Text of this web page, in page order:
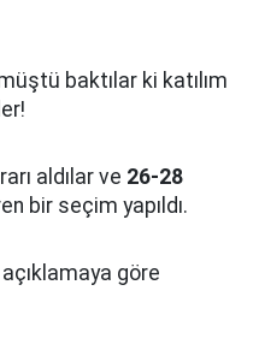
baktılar ki katılım
aldılar ve 26-28
bir seçim yapıldı.
göre